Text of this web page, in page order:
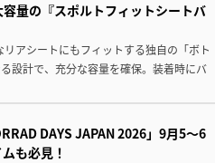
量の『スポルトフィットシートバ
アシートにもフィットする独自の「ボト
設計で、充分な容量を確保。装着時にバ
DAYS JAPAN 2026」9月5〜6
も必見！